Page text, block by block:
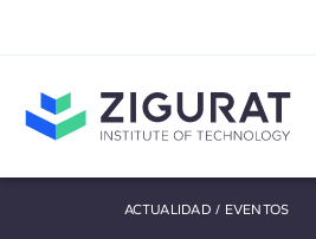
ACTUALIDAD / EVENTOS